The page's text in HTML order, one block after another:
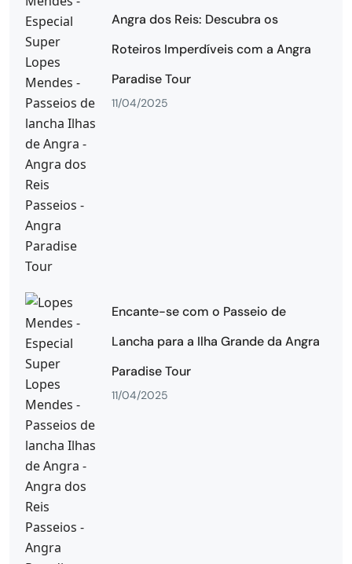
Angra dos Reis: Descubra os
Roteiros Imperdíveis com a Angra
Paradise Tour
11/04/2025
Encante-se com o Passeio de
Lancha para a Ilha Grande da Angra
Paradise Tour
11/04/2025